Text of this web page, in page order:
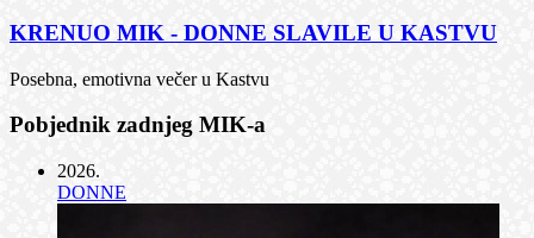
KRENUO MIK - DONNE SLAVILE U KASTVU
Posebna, emotivna večer u Kastvu
Pobjednik zadnjeg MIK-a
2026.
DONNE